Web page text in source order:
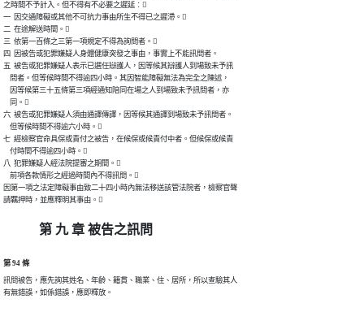
之時間不予計入。但不得有不必要之遲延︰
一  因交通障礙或其他不可抗力事由所生不得已之遲滯。
二  在途解送時間。
三  依第一百條之三第一項規定不得為詢問者。
四  因被告或犯罪嫌疑人身體健康突發之事由，事實上不能訊問者。
五  被告或犯罪嫌疑人表示已選任辯護人，因等候其辯護人到場致未予訊
    問者。但等候時間不得逾四小時。其因智能障礙無法為完全之陳述，
    因等候第三十五條第三項經通知陪同在場之人到場致未予訊問者，亦
    同。
六  被告或犯罪嫌疑人須由通譯傳譯，因等候其通譯到場致未予訊問者。
    但等候時間不得逾六小時。
七  經檢察官命具保或責付之被告，在候保或候責付中者。但候保或候責
    付時間不得逾四小時。
八  犯罪嫌疑人經法院提審之期間。
    前項各款情形之經過時間內不得訊問。
因第一項之法定障礙事由致二十四小時內無法移送該管法院者，檢察官聲
請羈押時，並應釋明其事由。
第 九 章 被告之訊問
第 94 條
訊問被告，應先詢其姓名、年齡、籍貫、職業、住、居所，所以查驗其人
有無錯誤，如係錯誤，應即釋放。